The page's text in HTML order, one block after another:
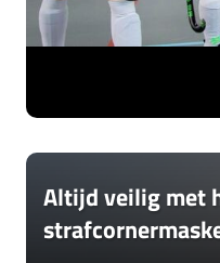
Altijd veilig met